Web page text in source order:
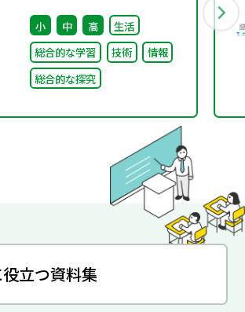
（第3回）／生活、総合
的な学習・探究の時間ワ
ーキンググループ（第2
回）合同会議 配付資料
小 中 高
生活
総合的な学習
技術
情報
総合的な探究
立つ資料集